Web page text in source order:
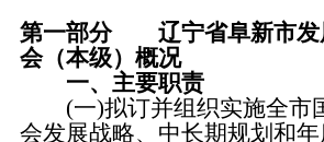
第一部分 辽宁省阜新市发
会（本级）概况
一、主要职责
(一)拟订并组织实施全市
会发展战略、中长期规划和